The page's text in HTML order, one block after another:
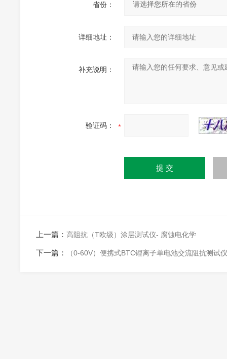
省份：
详细地址：
补充说明：
验证码：
上一篇： 高阻抗（T欧级）涂层测试仪- 腐蚀电化学
下一篇： （0-60V）便携式BTC锂离子单电池交流阻抗测试仪